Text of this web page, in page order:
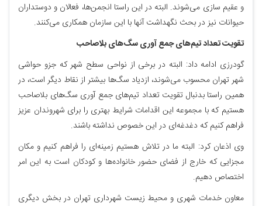
و عقیم سازی می‌شوند. البته در این راستا انجمن‌ها، فعالان و دوستداران
حیوانات نیز در بحث نگهداشت آنها با این سازمان همکاری می‌کنند.
تقویت تعداد تیم‌های جمع آوری سگ‌های بلاصاحب
گودرزی ادامه داد: البته در برخی از نواحی سطح شهر که جزو حواشی
شهر تهران محسوب می‌شوند، ازدیاد سگ‌ها بیشتر از نقاط دیگر است، در
همین راستا بدنبال تقویت تعداد تیم‌های جمع آوری سگ‌های بلاصاحب
هستیم که با مجموعه این اقدامات شرایط بهتری را برای شهروندان عزیز
فراهم کنیم که دغدغه‌ای در این خصوص نداشته باشند.
وی اذعان کرد: البته ما در تلاش هستیم زمینه‌ای را فراهم کنیم و مکان
مجزایی که خارج از فضای حضور خانواده‌ها و کودکان است به این امر
اختصاص دهیم.
معاون خدمات شهری و محیط زیست شهرداری تهران در بخش دیگری